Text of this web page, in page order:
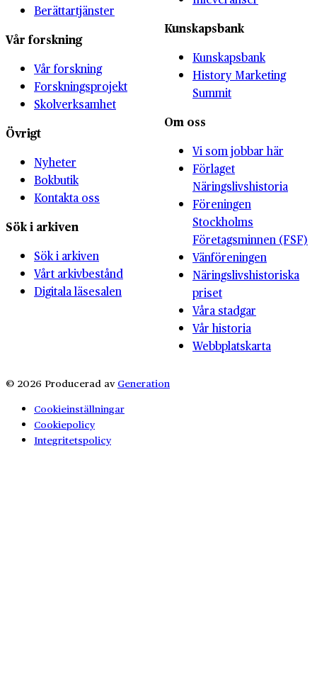
Berättartjänster
Vår forskning
Vår forskning
Forskningsprojekt
Skolverksamhet
Övrigt
Nyheter
Bokbutik
Kontakta oss
Sök i arkiven
Sök i arkiven
Vårt arkivbestånd
Digitala läsesalen
Kunskapsbank
Kunskapsbank
History Marketing
Summit
Om oss
Vi som jobbar här
Förlaget
Näringslivshistoria
Föreningen
Stockholms
Företagsminnen (FSF)
Vänföreningen
Näringslivshistoriska
priset
Våra stadgar
Vår historia
Webbplatskarta
© 2026 Producerad av Generation
Cookieinställningar
Cookiepolicy
Integritetspolicy